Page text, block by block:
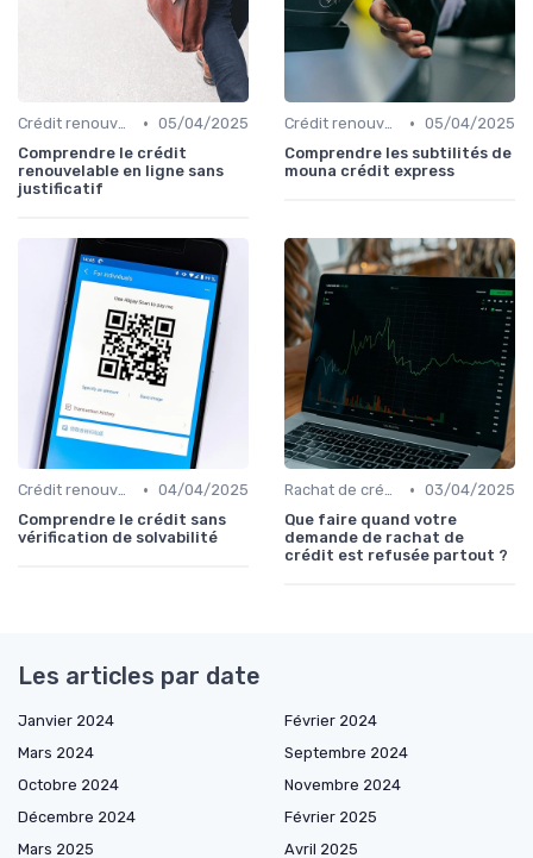
Crédit renouvelable • 05/04/2025
Comprendre le crédit
renouvelable en ligne sans
justificatif
Crédit renouvelable • 05/04/2025
Comprendre les subtilités de
mouna crédit express
Crédit renouvelable • 04/04/2025
Comprendre le crédit sans
vérification de solvabilité
Rachat de crédit à la consommation • 03/04/2025
Que faire quand votre
demande de rachat de
crédit est refusée partout ?
Les articles par date
Janvier 2024
Février 2024
Mars 2024
Septembre 2024
Octobre 2024
Novembre 2024
Décembre 2024
Février 2025
Mars 2025
Avril 2025